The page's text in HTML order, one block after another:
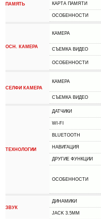
ПАМЯТЬ КАРТА ПАМЯТИ
ОСОБЕННОСТИ
ОСН. КАМЕРА
КАМЕРА
СЪЕМКА ВИДЕО
ОСОБЕННОСТИ
СЕЛФИ КАМЕРА
КАМЕРА
СЪЕМКА ВИДЕО
ТЕХНОЛОГИИ
ДАТЧИКИ
WI-FI
BLUETOOTH
НАВИГАЦИЯ
ДРУГИЕ ФУНКЦИИ
ОСОБЕННОСТИ
ЗВУК
ДИНАМИКИ
JACK 3.5MM